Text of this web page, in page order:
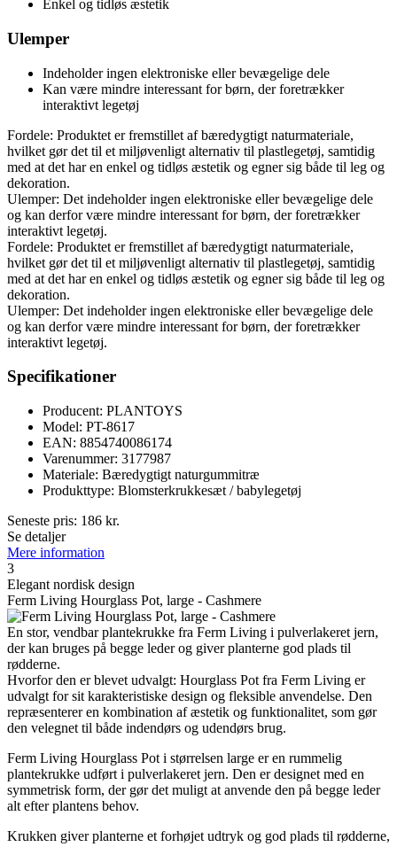
Enkel og tidløs æstetik
Ulemper
Indeholder ingen elektroniske eller bevægelige dele
Kan være mindre interessant for børn, der foretrækker
interaktivt legetøj
Fordele: Produktet er fremstillet af bæredygtigt naturmateriale,
hvilket gør det til et miljøvenligt alternativ til plastlegetøj, samtidig
med at det har en enkel og tidløs æstetik og egner sig både til leg og
dekoration.
Ulemper: Det indeholder ingen elektroniske eller bevægelige dele
og kan derfor være mindre interessant for børn, der foretrækker
interaktivt legetøj.
Fordele: Produktet er fremstillet af bæredygtigt naturmateriale,
hvilket gør det til et miljøvenligt alternativ til plastlegetøj, samtidig
med at det har en enkel og tidløs æstetik og egner sig både til leg og
dekoration.
Ulemper: Det indeholder ingen elektroniske eller bevægelige dele
og kan derfor være mindre interessant for børn, der foretrækker
interaktivt legetøj.
Specifikationer
Producent: PLANTOYS
Model: PT-8617
EAN: 8854740086174
Varenummer: 3177987
Materiale: Bæredygtigt naturgummitræ
Produkttype: Blomsterkrukkesæt / babylegetøj
Seneste pris: 186 kr.
Se detaljer
Mere information
3
Elegant nordisk design
Ferm Living Hourglass Pot, large - Cashmere
En stor, vendbar plantekrukke fra Ferm Living i pulverlakeret jern,
der kan bruges på begge leder og giver planterne god plads til
rødderne.
Hvorfor den er blevet udvalgt: Hourglass Pot fra Ferm Living er
udvalgt for sit karakteristiske design og fleksible anvendelse. Den
repræsenterer en kombination af æstetik og funktionalitet, som gør
den velegnet til både indendørs og udendørs brug.
Ferm Living Hourglass Pot i størrelsen large er en rummelig
plantekrukke udført i pulverlakeret jern. Den er designet med en
symmetrisk form, der gør det muligt at anvende den på begge leder
alt efter plantens behov.
Krukken giver planterne et forhøjet udtryk og god plads til rødderne,